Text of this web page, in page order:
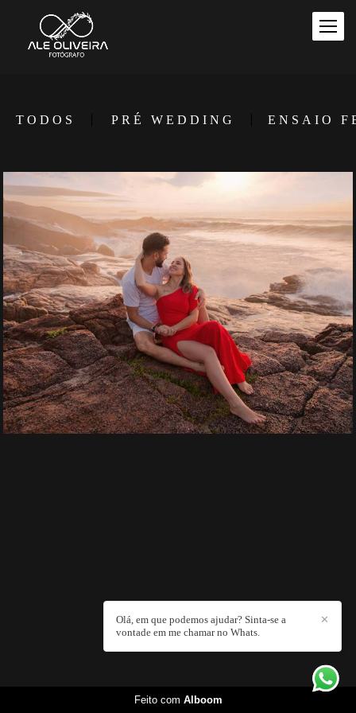
TODOS PRÉ WEDDING ENSAIO
✕
Olá, em que podemos ajudar? Sinta-se a
vontade em me chamar no Whats.
Feito com Alboom